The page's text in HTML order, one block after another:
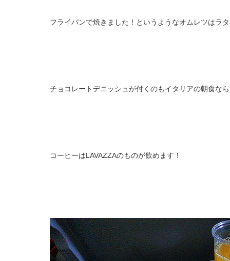
フライパンで焼きました！というようなオムレツはラ
チョコレートデニッシュが付くのもイタリアの朝食なら
コーヒーはLAVAZZAのものが飲めます！